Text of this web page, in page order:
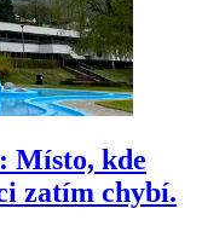
Místo, kde
zatím chybí.